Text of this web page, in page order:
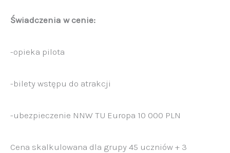
Świadczenia w cenie:
-opieka pilota
-bilety wstępu do atrakcji
-ubezpieczenie NNW TU Europa 10 000 PLN
Cena skalkulowana dla grupy 45 uczniów + 3